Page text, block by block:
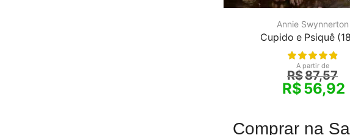
Annie Swynnerton
Cupido e Psiquê
A partir de
R$87,57
R$56,92
Comprar na